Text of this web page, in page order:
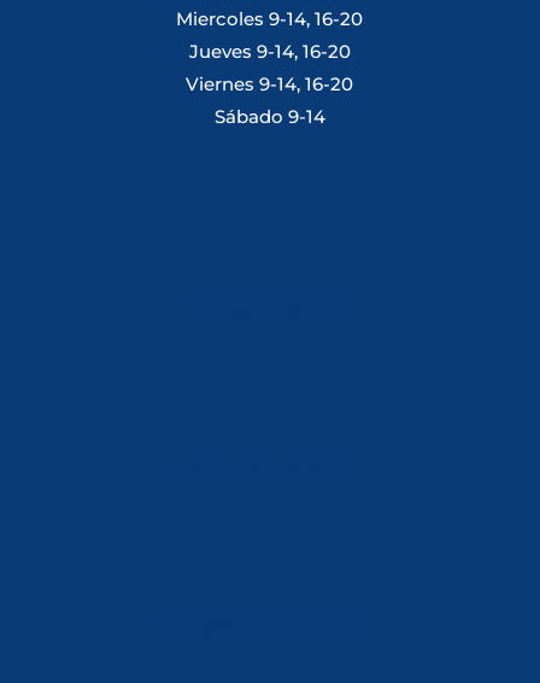
Miercoles 9-14, 16-20
Jueves 9-14, 16-20
Viernes 9-14, 16-20
Sábado 9-14